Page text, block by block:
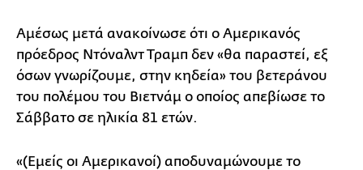
Αμέσως μετά ανακοίνωσε ότι ο Αμερικανός
πρόεδρος Ντόναλντ Τραμπ δεν «θα παραστεί, εξ
όσων γνωρίζουμε, στην κηδεία» του βετεράνου
του πολέμου του Βιετνάμ ο οποίος απεβίωσε το
Σάββατο σε ηλικία 81 ετών.
«(Εμείς οι Αμερικανοί) αποδυναμώνουμε το